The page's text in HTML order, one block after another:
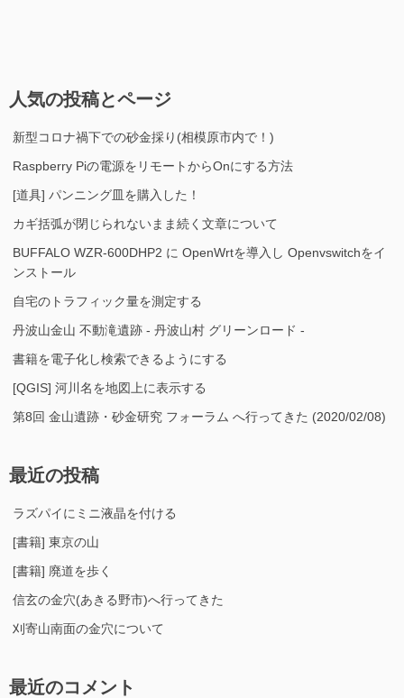
人気の投稿とページ
新型コロナ禍下での砂金採り(相模原市内で！)
Raspberry Piの電源をリモートからOnにする方法
[道具] パンニング皿を購入した！
カギ括弧が閉じられないまま続く文章について
BUFFALO WZR-600DHP2 に OpenWrtを導入し Openvswitchをイ
ンストール
自宅のトラフィック量を測定する
丹波山金山 不動滝遺跡 - 丹波山村 グリーンロード -
書籍を電子化し検索できるようにする
[QGIS] 河川名を地図上に表示する
第8回 金山遺跡・砂金研究 フォーラム へ行ってきた (2020/02/08)
最近の投稿
ラズパイにミニ液晶を付ける
[書籍] 東京の山
[書籍] 廃道を歩く
信玄の金穴(あきる野市)へ行ってきた
刈寄山南面の金穴について
最近のコメント